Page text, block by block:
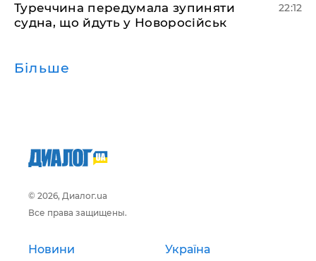
Туреччина передумала зупиняти
судна, що йдуть у Новоросійськ
22:12
Більше
© 2026, Диалог.ua
Все права защищены.
Новини Україна